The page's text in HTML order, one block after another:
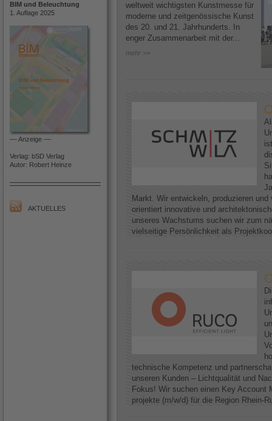
BIM und Beleuchtung
1. Auflage 2025
–– Anzeige ––
Verlag: bSD Verlag
Autor: Robert Heinze
AKTUELLES
weltweit wichtigsten Kunstmesse für
moderne und zeitgenössische Kunst
des 20. und 21. Jahrhunderts. In
enger Zusammenarbeit mit der...
mehr >>
Markt. Wir entwickeln, produzieren
orientiert innovative und
unseres Wachstums suchen wir zum
vielseitige Persönlichkeit als
technische Kompetenz und
unseren Kunden – Lichtqualität und
Fokus! Wir suchen einen Key Account
projekte (m/w/d) für die Region Rhein-